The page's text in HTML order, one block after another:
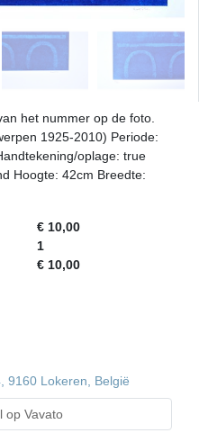
het nummer op de foto.
1925-2010) Periode:
oplage: true
Hoogte: 42cm Breedte:
€ 10,00
1
€ 10,00
9160 Lokeren, België
op Vavato